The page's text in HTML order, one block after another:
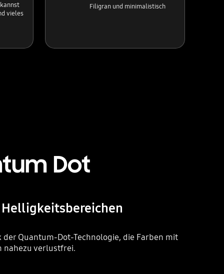
vieles
Filigran und minimalistisch
Dot
Helligkeitsbereichen
Quantum-Dot-Technologie, die Farben mit
nahezu verlustfrei.